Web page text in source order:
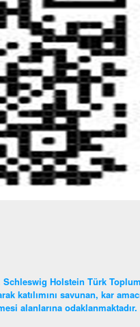
Holstein Türk
katılımını savunan, kar
alanlarına odaklanmaktadır.